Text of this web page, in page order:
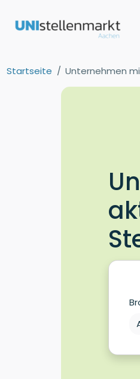
Startseite Unternehmen